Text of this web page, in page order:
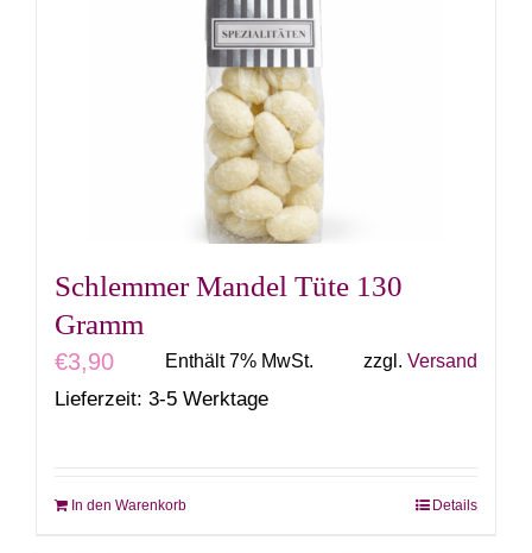
Schlemmer Mandel Tüte 130
Gramm
€3,90 Enthält 7% MwSt. zzgl. Versand
Lieferzeit: 3-5 Werktage
In den Warenkorb Details